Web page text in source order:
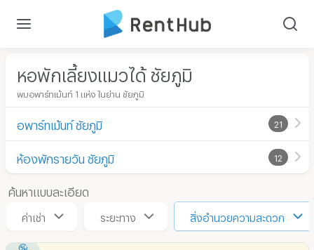
หอพักเลี้ยงแมวได้ ชัยภูมิ
พบอพาร์ทเม้นท์ 1 แห่ง ในย่าน ชัยภูมิ
อพาร์ทเม้นท์ ชัยภูมิ 21
ห้องพักรายวัน ชัยภูมิ 12
ค้นหาแบบละเอียด
ค่าเช่า ระยะทาง สิ่งอำนวยความสะดวก